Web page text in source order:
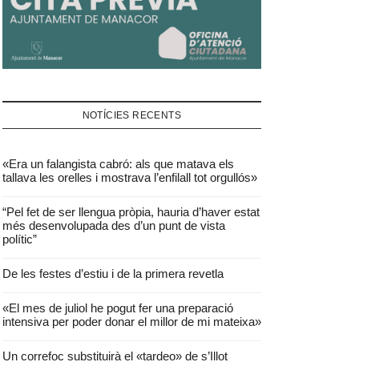
NOTÍCIES RECENTS
«Era un falangista cabró: als que matava els
tallava les orelles i mostrava l’enfilall tot orgullós»
“Pel fet de ser llengua pròpia, hauria d’haver estat
més desenvolupada des d’un punt de vista
polític”
De les festes d’estiu i de la primera revetla
«El mes de juliol he pogut fer una preparació
intensiva per poder donar el millor de mi mateixa»
Un correfoc substituirà el «tardeo» de s’Illot